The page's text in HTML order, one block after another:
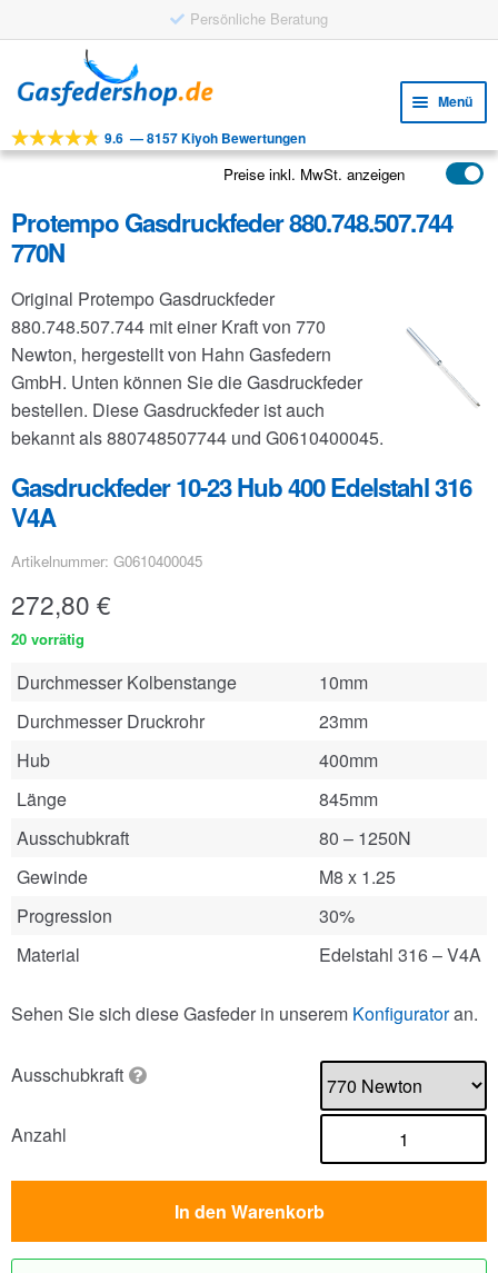
Persönliche Beratung
Navigation
springen
Inhalt
springen
Menü
Werkzeuge
Anwendungen
FAQ
9.6 —8157 Kiyoh Bewertungen
Preise inkl. MwSt. anzeigen
Protempo Gasdruckfeder 880.748.507.744
770N
Original Protempo Gasdruckfeder
880.748.507.744 mit einer Kraft von 770
Newton, hergestellt von Hahn Gasfedern
GmbH. Unten können Sie die Gasdruckfeder
bestellen. Diese Gasdruckfeder ist auch
bekannt als 880748507744 und G0610400045.
Gasdruckfeder 10-23 Hub 400 Edelstahl 316
V4A
Artikelnummer: G0610400045
272,80 €
20 vorrätig
Durchmesser Kolbenstange
10mm
Durchmesser Druckrohr
23mm
Hub
400mm
Länge
845mm
Ausschubkraft
80 – 1250N
Gewinde
M8 x 1.25
Progression
30%
Material
Edelstahl 316 – V4A
Sehen Sie sich diese Gasfeder in unserem Konfiguratoran.
Ausschubkraft
Anzahl
In den Warenkorb